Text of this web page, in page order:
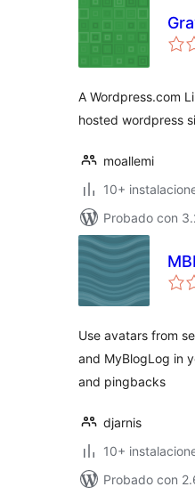
A Wordpress.com
hosted wordpress
moallemi
10+
Probado con
Use avatars from
and MyBlogLog in
and pingbacks
djarnis
10+
Probado con